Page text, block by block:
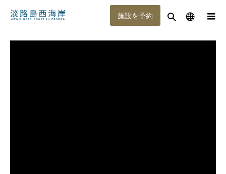
メニュー
施設を予約